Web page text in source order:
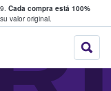
Cada compra está 100%
valor original.
donde